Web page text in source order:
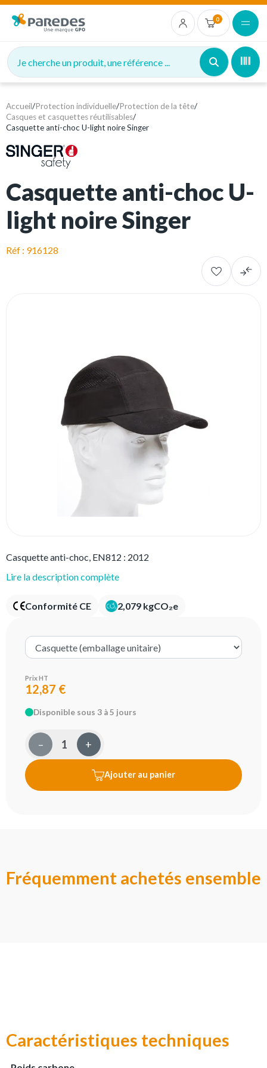
0
Je cherche un produit, une référence ...
Accueil/Protection individuelle/Protection de la tête/
Casques et casquettes réutilisables/
Casquette anti-choc U-light noire Singer
Casquette anti-choc U-
light noire Singer
Réf : 916128
Casquette anti-choc, EN812 : 2012
Lire la description complète
Conformité CE 2,079 kgCO₂e
Prix HT
12,87 €
Disponible sous 3 à 5 jours
– +
Ajouter au panier
Fréquemment achetés ensemble
Caractéristiques techniques